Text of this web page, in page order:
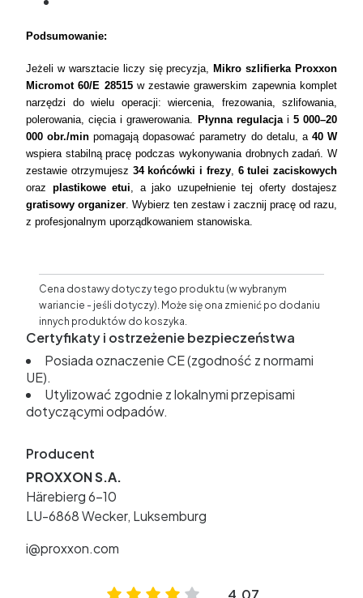
Podsumowanie:
Jeżeli w warsztacie liczy się precyzja, Mikro szlifierka Proxxon
Micromot 60/E 28515w zestawie grawerskim zapewnia komplet
narzędzi do wielu operacji: wiercenia, frezowania, szlifowania,
polerowania, cięcia i grawerowania. Płynna regulacjai 5 000–20
000 obr./min pomagają dopasować parametry do detalu, a 40 W
wspiera stabilną pracę podczas wykonywania drobnych zadań. W
zestawie otrzymujesz 34 końcówki i frezy, 6 tulei zaciskowych
oraz plastikowe etui, a jako uzupełnienie tej oferty dostajesz
gratisowy organizer. Wybierz ten zestaw i zacznij pracę od razu,
z profesjonalnym uporządkowaniem stanowiska.
Cena dostawy dotyczy tego produktu (w wybranym
wariancie - jeśli dotyczy). Może się ona zmienić po dodaniu
innych produktów do koszyka.
Certyfikaty i ostrzeżenie bezpieczeństwa
Posiada oznaczenie CE (zgodność z normami
UE).
Utylizować zgodnie z lokalnymi przepisami
dotyczącymi odpadów.
Producent
PROXXON S.A.
Härebierg 6-10
LU-6868 Wecker, Luksemburg
i@proxxon.com
4.07